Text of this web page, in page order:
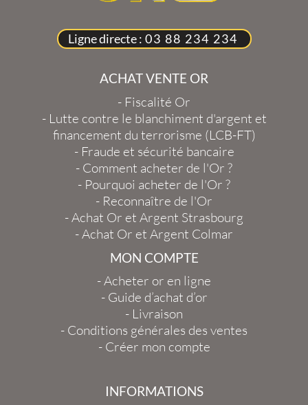
Ligne directe : 03 88 234 234
ACHAT VENTE OR
- Fiscalité Or
- Lutte contre le blanchiment d'argent et
financement du terrorisme (LCB-FT)
- Fraude et sécurité bancaire
- Comment acheter de l'Or ?
- Pourquoi acheter de l'Or ?
- Reconnaître de l'Or
-Achat Or et Argent Strasbourg
-Achat Or et Argent Colmar
MON COMPTE
-Acheter or en ligne
- Guide d’achat d’or
- Livraison
- Conditions générales des ventes
- Créer mon compte
INFORMATIONS